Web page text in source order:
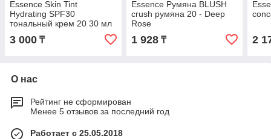
Essence Skin Tint
Hydrating SPF30
тональный крем 20 30 мл
3 000 ₸
Essence Румяна BLUSH
crush румяна 20 - Deep
Rose
1 928₸ 2
О нас
Рейтинг не сформирован
Менее 5 отзывов за последний год
Работает с 25.05.2018